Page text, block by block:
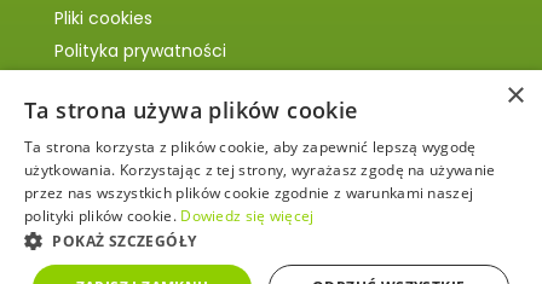
Pliki cookies
Polityka prywatności
×
Ta strona używa plików cookie
Ta strona korzysta z plików cookie, aby zapewnić lepszą wygodę
użytkowania. Korzystając z tej strony, wyrażasz zgodę na używanie
przez nas wszystkich plików cookie zgodnie z warunkami naszej
polityki plików cookie. Dowiedz się więcej
POKAŻ SZCZEGÓŁY